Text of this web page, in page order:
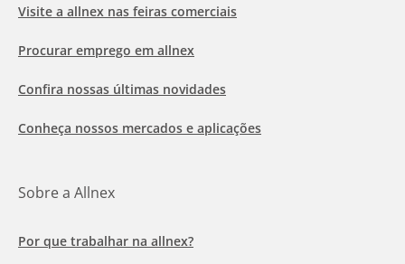
Visite a allnex nas feiras comerciais
Procurar emprego em allnex
Confira nossas últimas novidades
Conheça nossos mercados e aplicações
Sobre a Allnex
Por que trabalhar na allnex?